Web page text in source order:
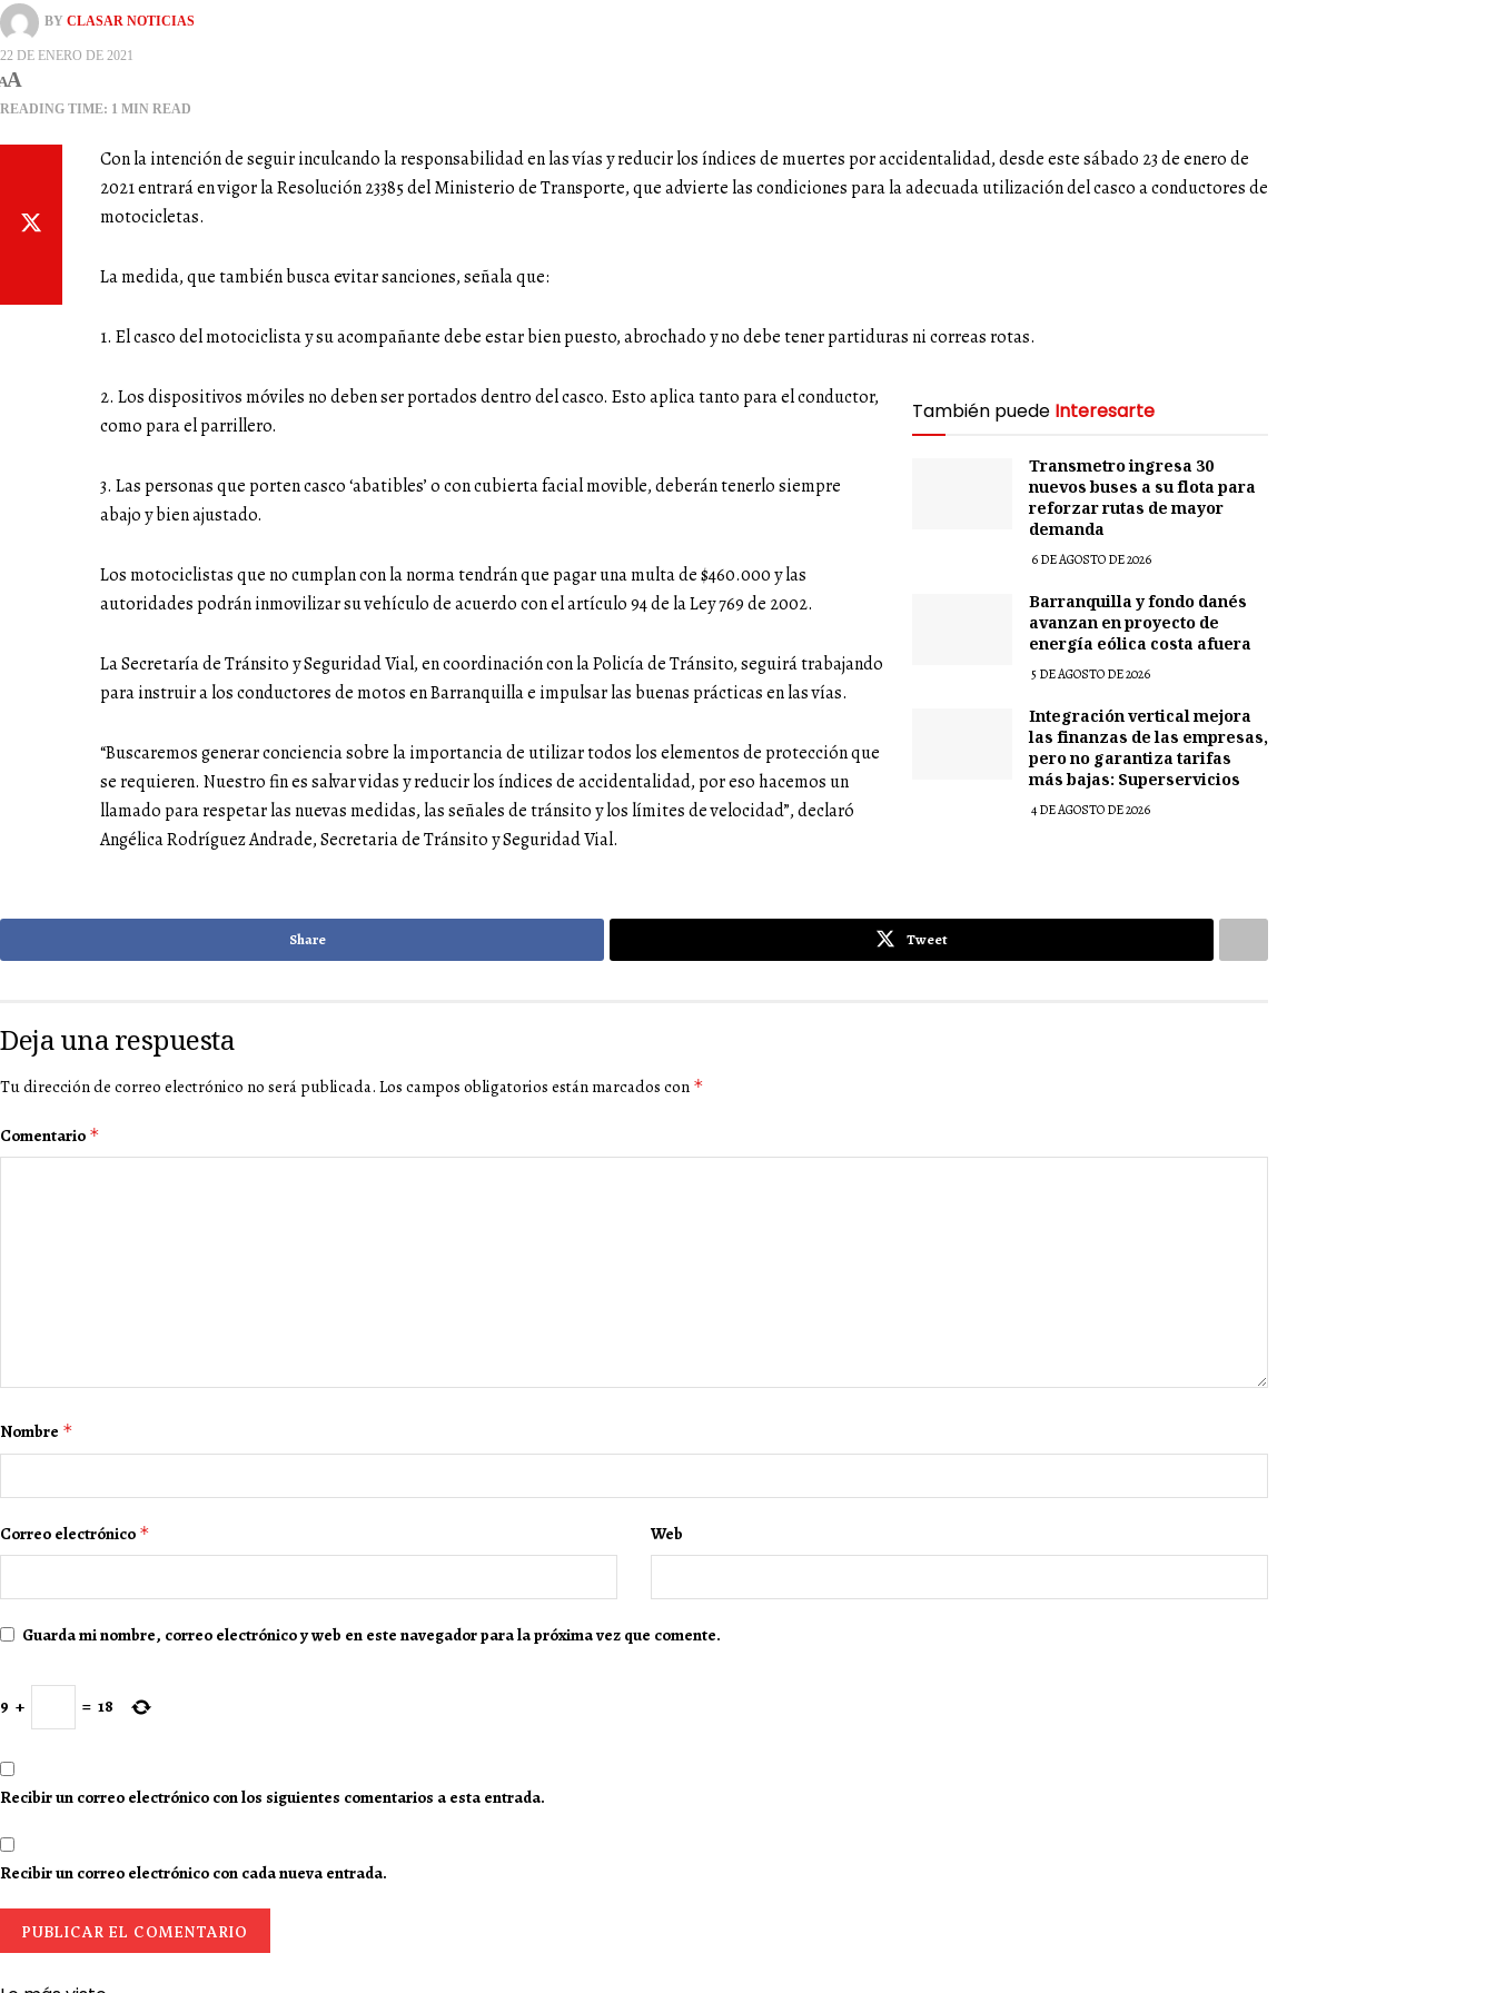
BY CLASAR NOTICIAS
22 DE ENERO DE 2021
A
READING TIME: 1 MIN READ
Con la intención de seguir inculcando la responsabilidad en las vías y reducir los índices de muertes por accidentalidad, desde este sábado 23 de enero de
2021 entrará en vigor la Resolución 23385 del Ministerio de Transporte, que advierte las condiciones para la adecuada utilización del casco a conductores de
motocicletas.
La medida, que también busca evitar sanciones, señala que:
1. El casco del motociclista y su acompañante debe estar bien puesto, abrochado y no debe tener partiduras ni correas rotas.
También puede Interesarte
Transmetro ingresa 30
nuevos buses a su flota para
reforzar rutas de mayor
demanda
6 DE AGOSTO DE 2026
Barranquilla y fondo danés
avanzan en proyecto de
energía eólica costa afuera
5 DE AGOSTO DE 2026
Integración vertical mejora
las finanzas de las empresas,
pero no garantiza tarifas
más bajas: Superservicios
4 DE AGOSTO DE 2026
2. Los dispositivos móviles no deben ser portados dentro del casco. Esto aplica tanto para el conductor,
como para el parrillero.
3. Las personas que porten casco ‘abatibles’ o con cubierta facial movible, deberán tenerlo siempre
abajo y bien ajustado.
Los motociclistas que no cumplan con la norma tendrán que pagar una multa de $460.000 y las
autoridades podrán inmovilizar su vehículo de acuerdo con el artículo 94 de la Ley 769 de 2002.
La Secretaría de Tránsito y Seguridad Vial, en coordinación con la Policía de Tránsito, seguirá trabajando
para instruir a los conductores de motos en Barranquilla e impulsar las buenas prácticas en las vías.
“Buscaremos generar conciencia sobre la importancia de utilizar todos los elementos de protección que
se requieren. Nuestro fin es salvar vidas y reducir los índices de accidentalidad, por eso hacemos un
llamado para respetar las nuevas medidas, las señales de tránsito y los límites de velocidad”, declaró
Angélica Rodríguez Andrade, Secretaria de Tránsito y Seguridad Vial.
Share Tweet
Deja una respuesta
Tu dirección de correo electrónico no será publicada. Los campos obligatorios están marcados con *
Comentario *
Nombre *
Correo electrónico * Web
Guarda mi nombre, correo electrónico y web en este navegador para la próxima vez que comente.
9 + = 18
Recibir un correo electrónico con los siguientes comentarios a esta entrada.
Recibir un correo electrónico con cada nueva entrada.